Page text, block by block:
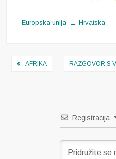
Europska unija Hrvatska
Navigacija
AFRIKA RAZGOVOR S
Registracija